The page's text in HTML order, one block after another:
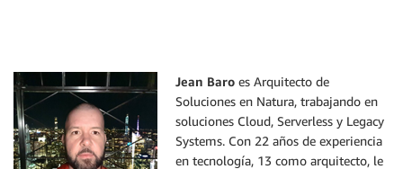
Jean Baro es Arquitecto de
Soluciones en Natura, trabajando en
soluciones Cloud, Serverless y Legacy
Systems. Con 22 años de experiencia
en tecnología, 13 como arquitecto, le